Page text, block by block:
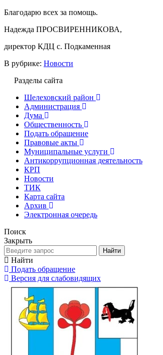
Благодарю всех за помощь.
Надежда ПРОСВИРЕННИКОВА,
директор КДЦ с. Подкаменная
В рубрике: Новости
Разделы сайта
Шелеховский район
Администрация
Дума
Общественность
Подать обращение
Правовые акты
Муниципальные услуги
Антикоррупционная деятельность
КРП
Новости
ТИК
Карта сайта
Архив
Электронная очередь
Поиск
Закрыть
Найти
Найти
Подать обращение
Версия для слабовидящих